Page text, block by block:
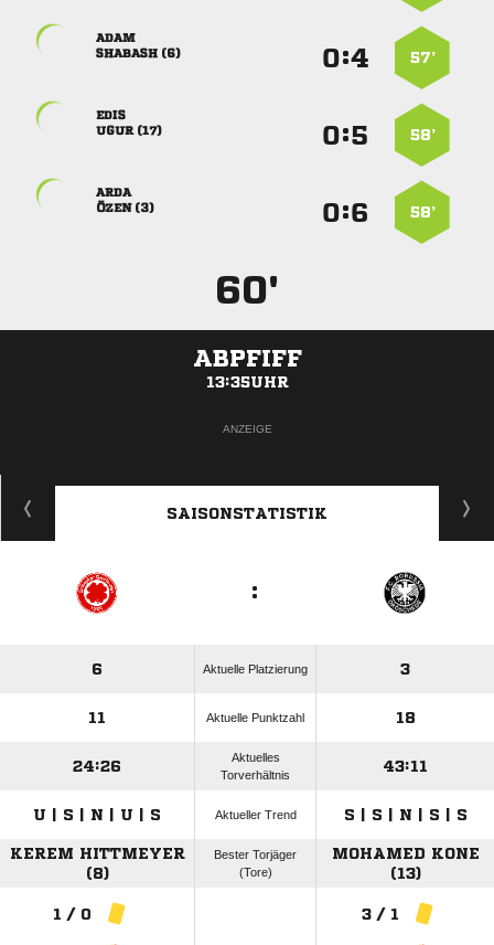
57’
:

 
58’
:

 
58’
:

 
60'
ABPFIFF
13:35UHR
ANZEIGE
SAISONSTATISTIK
:
6 Aktuelle Platzierung 3
11 Aktuelle Punktzahl 18
24:26
Aktuelles
Torverhältnis
43:11
U | S | N | U | S Aktueller Trend S | S | N | S | S
KEREM HITTMEYER
(8)
Bester Torjäger
(Tore)
MOHAMED KONE
(13)
1 / 0 3 / 1